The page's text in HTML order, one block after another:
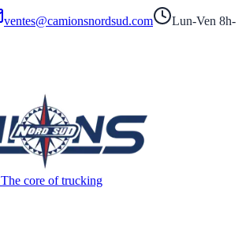
ventes@camionsnordsud.com
Lun-Ven 8h-
The core of trucking